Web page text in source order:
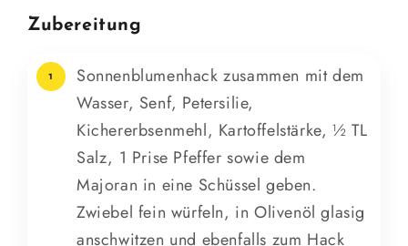
Zubereitung
1
Sonnenblumenhack zusammen mit dem
Wasser, Senf, Petersilie,
Kichererbsenmehl, Kartoffelstärke, ½ TL
Salz, 1 Prise Pfeffer sowie dem
Majoran in eine Schüssel geben.
Zwiebel fein würfeln, in Olivenöl glasig
anschwitzen und ebenfalls zum Hack